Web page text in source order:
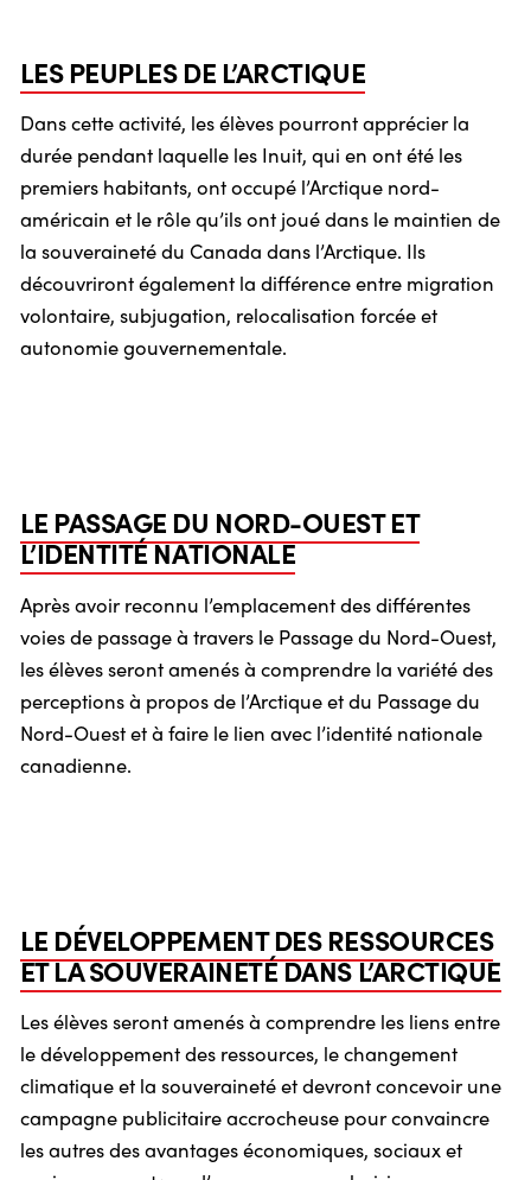
LES PEUPLES DE L’ARCTIQUE
Dans cette activité, les élèves pourront apprécier la
durée pendant laquelle les Inuit, qui en ont été les
premiers habitants, ont occupé l’Arctique nord-
américain et le rôle qu’ils ont joué dans le maintien de
la souveraineté du Canada dans l’Arctique. Ils
découvriront également la différence entre migration
volontaire, subjugation, relocalisation forcée et
autonomie gouvernementale.
LE PASSAGE DU NORD-OUEST ET
L’IDENTITÉ NATIONALE
Après avoir reconnu l’emplacement des différentes
voies de passage à travers le Passage du Nord-Ouest,
les élèves seront amenés à comprendre la variété des
perceptions à propos de l’Arctique et du Passage du
Nord-Ouest et à faire le lien avec l’identité nationale
canadienne.
LE DÉVELOPPEMENT DES RESSOURCES
ET LA SOUVERAINETÉ DANS L’ARCTIQUE
Les élèves seront amenés à comprendre les liens entre
le développement des ressources, le changement
climatique et la souveraineté et devront concevoir une
campagne publicitaire accrocheuse pour convaincre
les autres des avantages économiques, sociaux et